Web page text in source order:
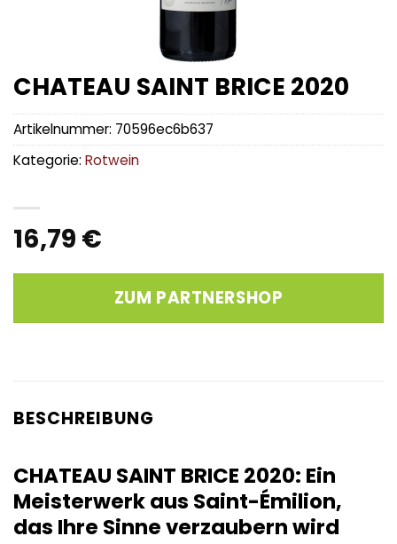
CHATEAU SAINT BRICE 2020
16,79 €
ZUM PARTNERSHOP
Artikelnummer: 70596ec6b637
Kategorie: Rotwein
BESCHREIBUNG
CHATEAU SAINT BRICE 2020: Ein
Meisterwerk aus Saint-Émilion,
das Ihre Sinne verzaubern wird